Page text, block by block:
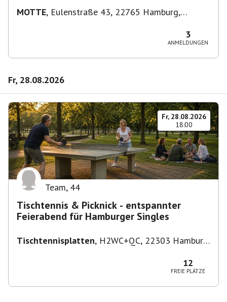
MOTTE, Eulenstraße 43, 22765 Hamburg,
3
ANMELDUNGEN
Fr, 28.08.2026
Fr, 28.08.2026
18:00
Team, 44
Tischtennis & Picknick - entspannter
Feierabend für Hamburger Singles
Tischtennisplatten, H2WC+QC, 22303 Hamburg,
12
FREIE PLÄTZE